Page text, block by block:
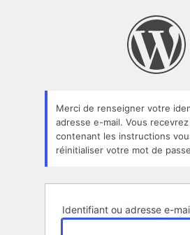
oublié
Merci de renseigner votre
adresse e-mail. Vous
contenant les instructions
réinitialiser votre mot de
Identifiant ou adresse e-